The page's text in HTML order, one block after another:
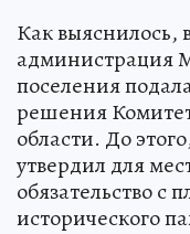
Как выяснилось,
администрация
поселения
решения
области. До
утвердил для
обязательство с
исторического